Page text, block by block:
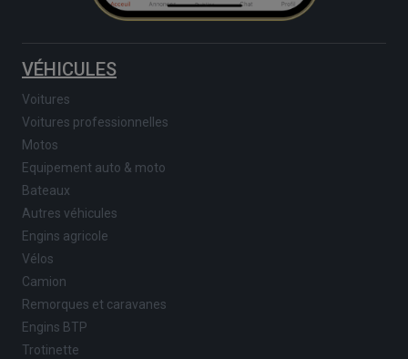
VÉHICULES
Voitures
Voitures professionnelles
Motos
Equipement auto & moto
Bateaux
Autres véhicules
Engins agricole
Vélos
Camion
Remorques et caravanes
Engins BTP
Trotinette